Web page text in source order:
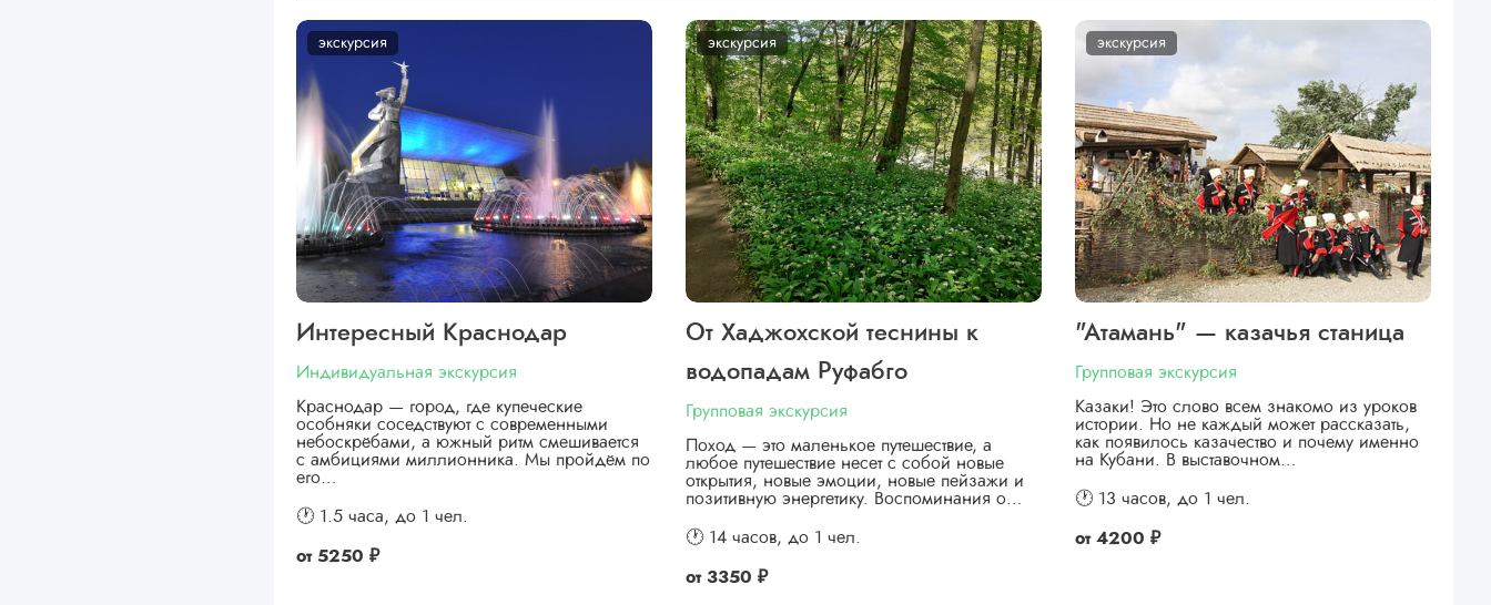
экскурсия
Интересный Краснодар
Индивидуальная экскурсия
Краснодар — город, где купеческие
особняки соседствуют с современными
небоскрёбами, а южный ритм смешивается
с амбициями миллионника. Мы пройдём по
его…
🕐 1.5 часа, до 1 чел.
от 5250 ₽
экскурсия
От Хаджохской теснины к
водопадам Руфабго
Групповая экскурсия
Поход — это маленькое путешествие, а
любое путешествие несет с собой новые
открытия, новые эмоции, новые пейзажи и
позитивную энергетику. Воспоминания о…
🕐 14 часов, до 1 чел.
от 3350 ₽
экскурсия
"Атамань" — казачья станица
Групповая экскурсия
Казаки! Это слово всем знакомо из уроков
истории. Но не каждый может рассказать,
как появилось казачество и почему именно
на Кубани. В выставочном…
🕐 13 часов, до 1 чел.
от 4200 ₽